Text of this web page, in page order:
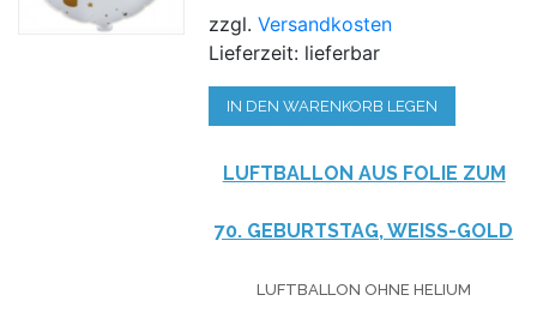
zzgl.Versandkosten
Lieferzeit: lieferbar
IN DEN WARENKORB LEGEN
LUFTBALLON AUS FOLIE ZUM
70. GEBURTSTAG, WEISS-GOLD
LUFTBALLON OHNE HELIUM